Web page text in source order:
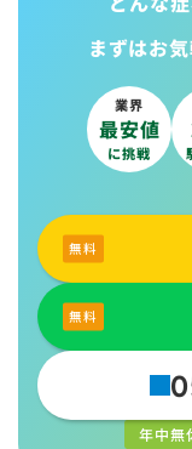
まずはお
業界
最安値
に挑戦
年中無